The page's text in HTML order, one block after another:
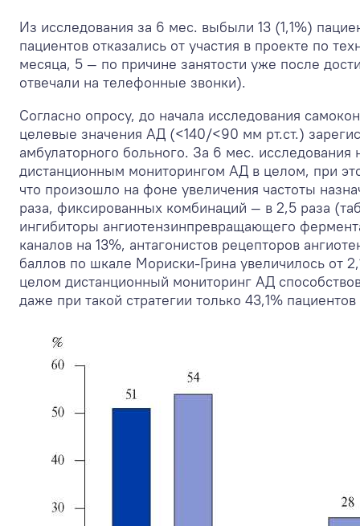
Из исследования за 6 мес. выбыли 13 (1,1%)
пациентов отказались от участия в проекте по
месяца, 5 — по причине занятости уже после
отвечали на телефонные звонки).
Согласно опросу, до начала исследования
целевые значения АД (<140/<90 мм рт.ст.)
амбулаторного больного. За 6 мес.
дистанционным мониторингом АД в целом, при
что произошло на фоне увеличения частоты
раза, фиксированных комбинаций — в 2,5 раза
ингибиторы ангиотензинпревращающего
каналов на 13%, антагонистов рецепторов
баллов по шкале Мориски-Грина увеличилось от
целом дистанционный мониторинг АД
даже при такой стратегии только 43,1%